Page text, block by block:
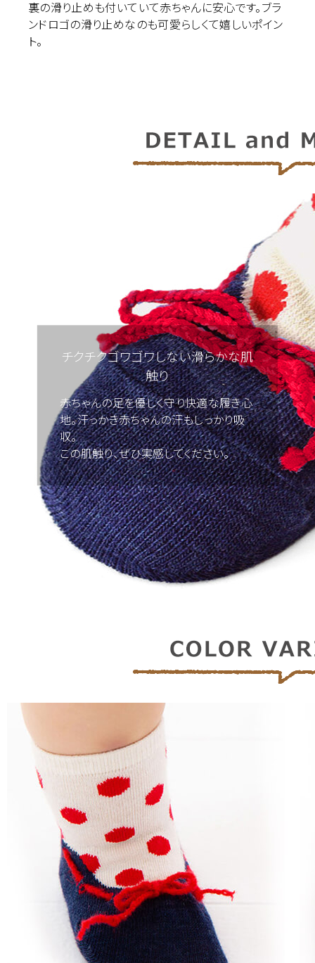
裏の滑り止めも付いていて赤ちゃんに安心です。ブラ
ンドロゴの滑り止めなのも可愛らしくて嬉しいポイン
ト。
チクチクゴワゴワしない滑らかな肌
触り
赤ちゃんの足を優しく守り快適な履き心
地。汗っかき赤ちゃんの汗もしっかり吸
収。
この肌触り、ぜひ実感してください。